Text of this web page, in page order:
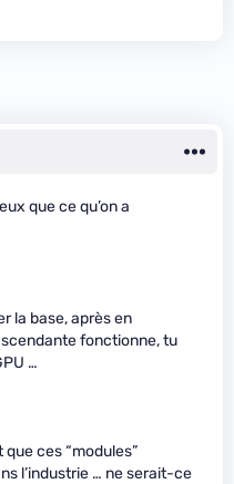
que ce qu’on a
la base, après en
fonctionne, tu
…
que ces “modules”
l’industrie … ne serait-ce